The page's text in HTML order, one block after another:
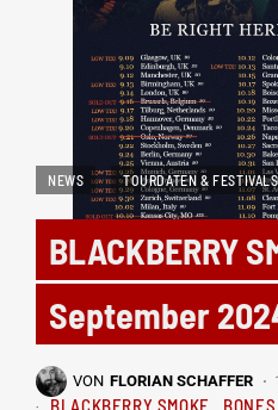
NEWS TOURDATEN & FESTIVALS
BLACKBERRY
September
VON FLORIAN SCHAFFER
BLACKBERRY SMOKE